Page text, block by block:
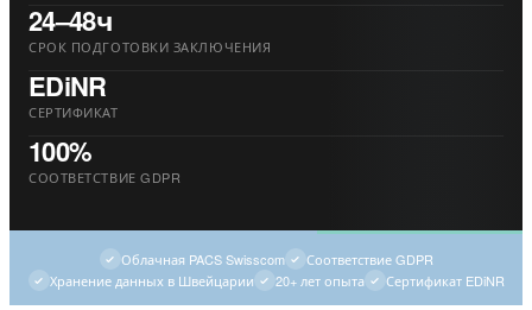
24–48ч
СРОК ПОДГОТОВКИ ЗАКЛЮЧЕНИЯ
EDiNR
СЕРТИФИКАТ
100%
СООТВЕТСТВИЕ GDPR
Облачная PACS Swisscom
Соответствие GDPR
Хранение данных в Швейцарии
20+ лет опыта Сертификат EDiNR